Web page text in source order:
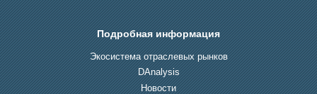
Подробная информация
Экосистема отраслевых рынков
DAnalysis
Новости